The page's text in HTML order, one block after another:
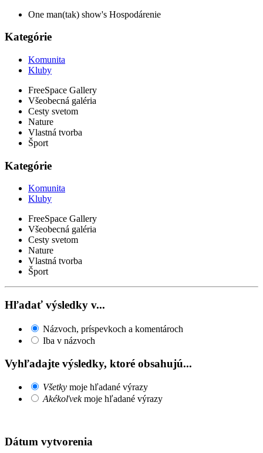
One man(tak) show's Hospodárenie
Kategórie
Komunita
Kluby
FreeSpace Gallery
Všeobecná galéria
Cesty svetom
Nature
Vlastná tvorba
Šport
Kategórie
Komunita
Kluby
FreeSpace Gallery
Všeobecná galéria
Cesty svetom
Nature
Vlastná tvorba
Šport
Hľadať výsledky v...
Názvoch, príspevkoch a komentároch
Iba v názvoch
Vyhľadajte výsledky, ktoré obsahujú...
Všetky moje hľadané výrazy
Akékoľvekmoje hľadané výrazy
Dátum vytvorenia